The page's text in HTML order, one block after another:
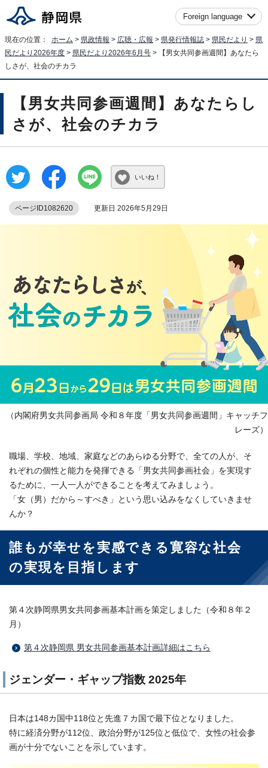
Foreign language
現在の位置： ホーム > 県政情報 > 広聴・広報 > 県発行情報誌 > 県民だより > 県
民だより2026年度 > 県民だより2026年6月号 > 【男女共同参画週間】あなたら
しさが、社会のチカラ
【男女共同参画週間】あなたらし
さが、社会のチカラ
いいね！
ページID1082620 更新日 2026年5月29日
（内閣府男女共同参画局 令和８年度「男女共同参画週間」キャッチフ
レーズ）
職場、学校、地域、家庭などのあらゆる分野で、全ての人が、そ
れぞれの個性と能力を発揮できる「男女共同参画社会」を実現す
るために、一人一人ができることを考えてみましょう。
「女（男）だから～すべき」という思い込みをなくしていきませ
んか？
誰もが幸せを実感できる寛容な社会
の実現を目指します
第４次静岡県男女共同参画基本計画を策定しました（令和８年２
月）
第４次静岡県 男女共同参画基本計画詳細はこちら
ジェンダー・ギャップ指数 2025年
日本は148カ国中118位と先進７カ国で最下位となりました。
特に経済分野が112位、政治分野が125位と低位で、女性の社会参
画が十分でないことを示しています。